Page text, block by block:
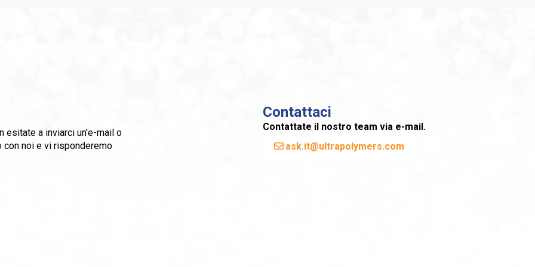
esitate a inviarci un'e-mail o
noi e vi risponderemo
Contattaci
Contattate il nostro team via e-mail.
ask.it@ultrapolymers.com